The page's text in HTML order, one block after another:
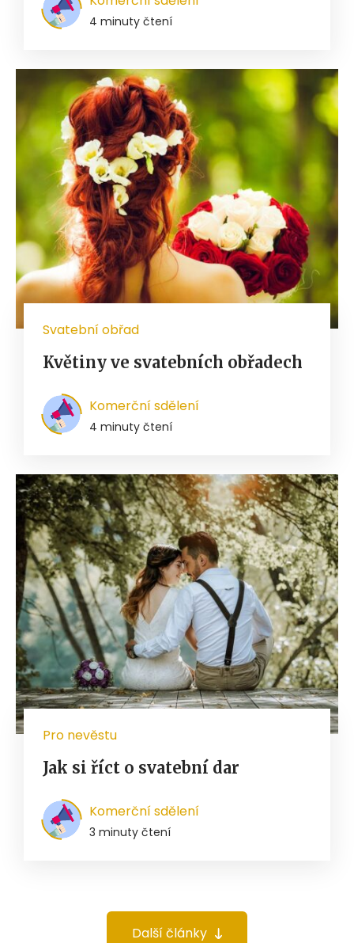
4 minuty čtení
Svatební obřad
Květiny ve svatebních obřadech
Komerční sdělení
4 minuty čtení
Pro nevěstu
Jak si říct o svatební dar
Komerční sdělení
3 minuty čtení
Další články